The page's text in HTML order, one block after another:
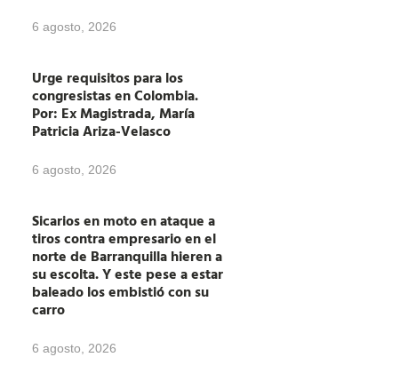
6 agosto, 2026
Urge requisitos para los
congresistas en Colombia.
Por: Ex Magistrada, María
Patricia Ariza-Velasco
6 agosto, 2026
Sicarios en moto en ataque a
tiros contra empresario en el
norte de Barranquilla hieren a
su escolta. Y este pese a estar
baleado los embistió con su
carro
6 agosto, 2026